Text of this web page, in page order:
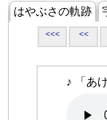
はやぶさの軌跡
<<< <<
♪ 「あ